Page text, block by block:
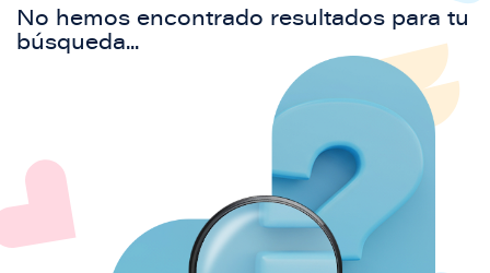
No hemos encontrado resultados para tu
búsqueda...